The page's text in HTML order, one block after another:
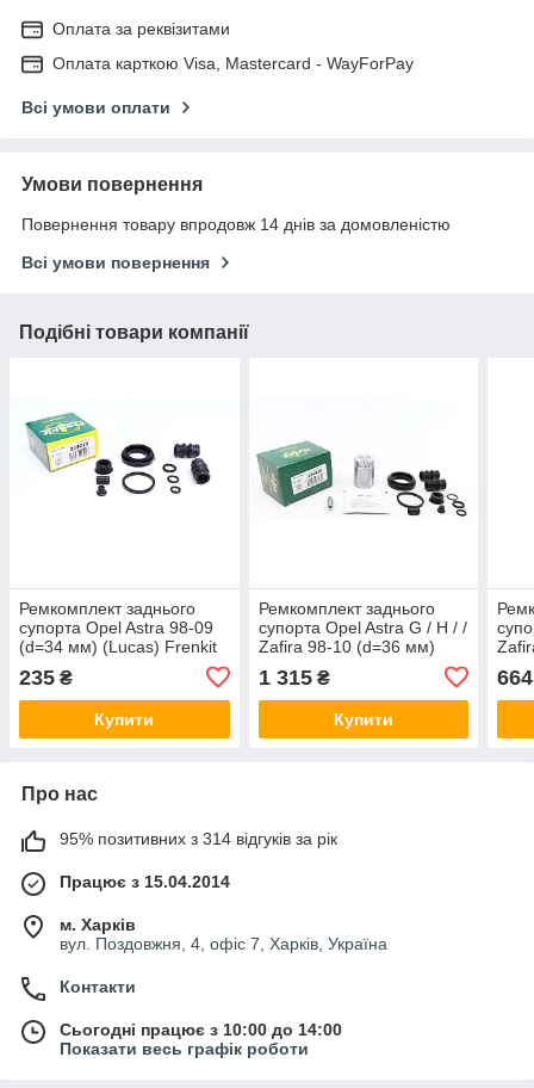
Оплата за реквізитами
Оплата карткою Visa, Mastercard - WayForPay
Всі умови оплати
Умови повернення
Повернення товару впродовж 14 днів за домовленістю
Всі умови повернення
Подібні товари компанії
Ремкомплект заднього
супорта Opel Astra 98-09
(d=34 мм) (Lucas) Frenkit
235 ₴
Купити
Ремкомплект заднього
супорта Opel Astra G / H / /
Zafira 98-10 (d=36 мм)
механізмом) Frenkit
236926
1 315₴
Купити
664
Про нас
95% позитивних з 314 відгуків за рік
Працює з 15.04.2014
м. Харків
вул. Поздовжня, 4, офіс 7, Харків, Україна
Контакти
Сьогодні працює з 10:00 до 14:00
Показати весь графік роботи